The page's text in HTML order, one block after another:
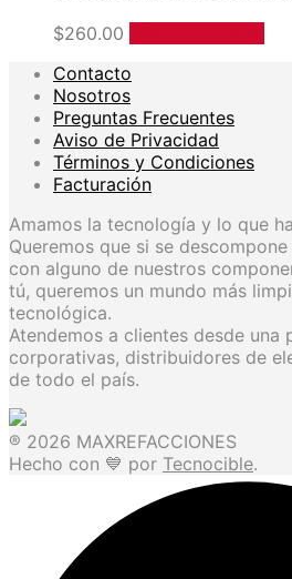
$260.00
Contacto
Nosotros
Preguntas Frecuentes
Aviso de Privacidad
Términos y Condiciones
Facturación
Amamos la tecnología y lo que
Queremos que si se
con alguno de nuestros
tú, queremos un mundo más
tecnológica.
Atendemos a clientes desde una
corporativas, distribuidores de
de todo el país.
® 2026 MAXREFACCIONES
Hecho con 💙 por Tecnocible.